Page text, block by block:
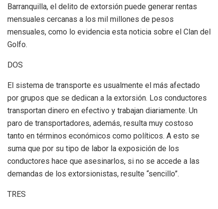
Barranquilla, el delito de extorsión puede generar rentas
mensuales cercanas a los mil millones de pesos
mensuales, como lo evidencia esta noticia sobre el Clan del
Golfo.
DOS
El sistema de transporte es usualmente el más afectado
por grupos que se dedican a la extorsión. Los conductores
transportan dinero en efectivo y trabajan diariamente. Un
paro de transportadores, además, resulta muy costoso
tanto en términos económicos como políticos. A esto se
suma que por su tipo de labor la exposición de los
conductores hace que asesinarlos, si no se accede a las
demandas de los extorsionistas, resulte “sencillo”.
TRES